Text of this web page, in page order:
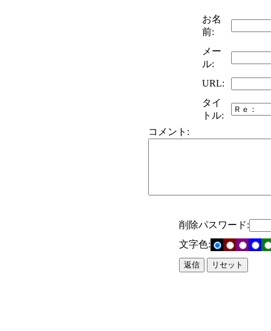
お名
前:
メー
ル:
URL:
タイ
トル:
コメント:
削除パスワード:
文字色: